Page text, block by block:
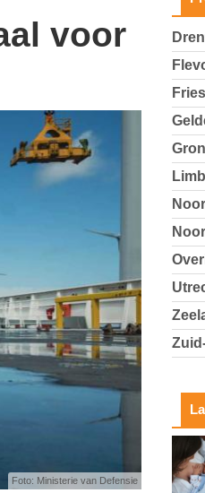
Foto: Ministerie van Defensie